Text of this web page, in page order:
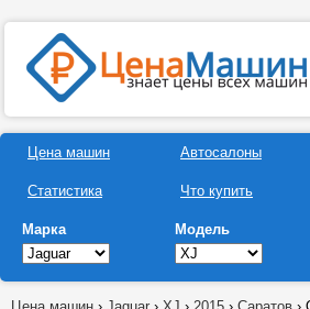
Цена машин
Статистика
Автосалоны
Что купить
Марка Модель